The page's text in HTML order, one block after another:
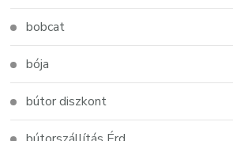
bobcat
bója
bútor diszkont